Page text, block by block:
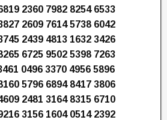
2360 7982 8254 6533
2609 7614 5738 6042
2439 4813 1632 3426
6725 9502 5398 7263
0496 3370 4956 5896
5796 6894 8417 3806
2481 3164 8315 6710
3156 1604 0514 2392